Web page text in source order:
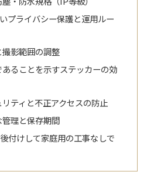
プライバシー保護と運用ルー
影範囲の調整
ることを示すステッカーの効
ティと不正アクセスの防止
理と保存期間
付けして家庭用の工事なしで